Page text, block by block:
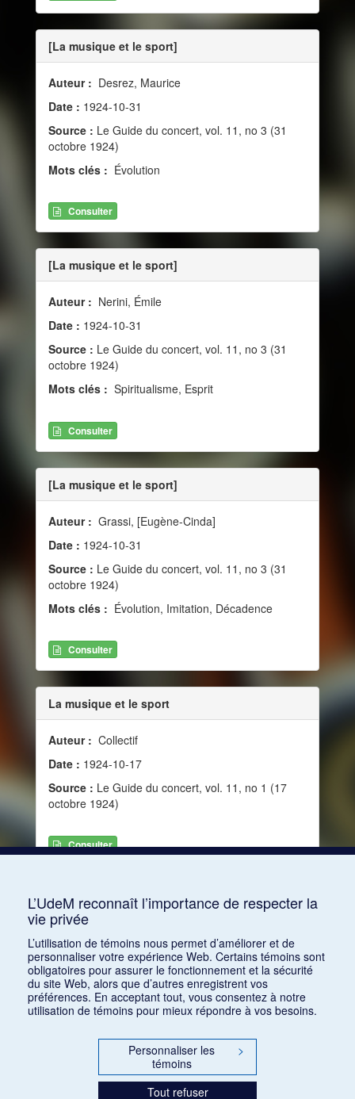
[La musique et le sport]
Auteur : Desrez, Maurice
Date : 1924-10-31
Source : Le Guide du concert, vol. 11, no 3 (31
octobre 1924)
Mots clés : Évolution
Consulter
[La musique et le sport]
Auteur : Nerini, Émile
Date : 1924-10-31
Source : Le Guide du concert, vol. 11, no 3 (31
octobre 1924)
Mots clés : Spiritualisme, Esprit
Consulter
[La musique et le sport]
Auteur : Grassi, [Eugène-Cinda]
Date : 1924-10-31
Source : Le Guide du concert, vol. 11, no 3 (31
octobre 1924)
Mots clés : Évolution, Imitation, Décadence
Consulter
La musique et le sport
Auteur : Collectif
Date : 1924-10-17
Source : Le Guide du concert, vol. 11, no 1 (17
octobre 1924)
Consulter
1 2 3 4 5 6 7 8 9
L’UdeM reconnaît l’importance de respecter la
vie privée
L’utilisation de témoins nous permet d’améliorer et de
personnaliser votre expérience Web. Certains témoins sont
obligatoires pour assurer le fonctionnement et la sécurité
du site Web, alors que d’autres enregistrent vos
préférences. En acceptant tout, vous consentez à notre
utilisation de témoins pour mieux répondre à vos besoins.
Personnaliser les
témoins
>
Tout refuser